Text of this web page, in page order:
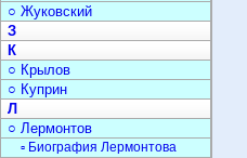
○ Жуковский
З
К
○ Крылов
○ Куприн
Л
○ Лермонтов
▫ Биография Лермонтова